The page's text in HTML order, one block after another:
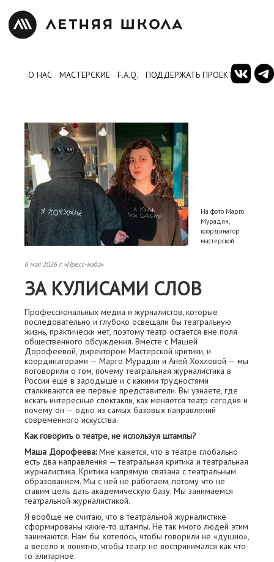
О НАС МАСТЕРСКИЕ F.A.Q. ПОДДЕРЖАТЬ ПРОЕКТ
На фото Марго
Мурадян,
координатор
мастерской
6 мая 2026 г. «Пресс-изба»
ЗА КУЛИСАМИ СЛОВ
Профессиональных медиа и журналистов, которые
последовательно и глубоко освещали бы театральную
жизнь, практически нет, поэтому театр остается вне поля
общественного обсуждения. Вместе с Машей
Дорофеевой, директором Мастерской критики, и
координаторами — Марго Мурадян и Аней Хохловой — мы
поговорили о том, почему театральная журналистика в
России еще в зародыше и с какими трудностями
сталкиваются ее первые представители. Вы узнаете, где
искать интересные спектакли, как меняется театр сегодня и
почему он — одно из самых базовых направлений
современного искусства.
Как говорить о театре, не используя штампы?
Маша Дорофеева:Мне кажется, что в театре глобально
есть два направления — театральная критика и театральная
журналистика. Критика напрямую связана с театральным
образованием. Мы с ней не работаем, потому что не
ставим цель дать академическую базу. Мы занимаемся
театральной журналистикой.
Я вообще не считаю, что в театральной журналистике
сформированы какие-то штампы. Не так много людей этим
занимаются. Нам бы хотелось, чтобы говорили не «душно»,
а весело и понятно, чтобы театр не воспринимался как что-
то элитарное.